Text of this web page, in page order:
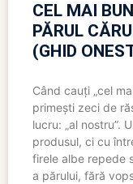
CEL MAI
PĂRUL
(GHID
Când cauți „cel
primești zeci de
lucru: „al nostru”.
produsul, ci cu
firele albe repede
a părului, fără